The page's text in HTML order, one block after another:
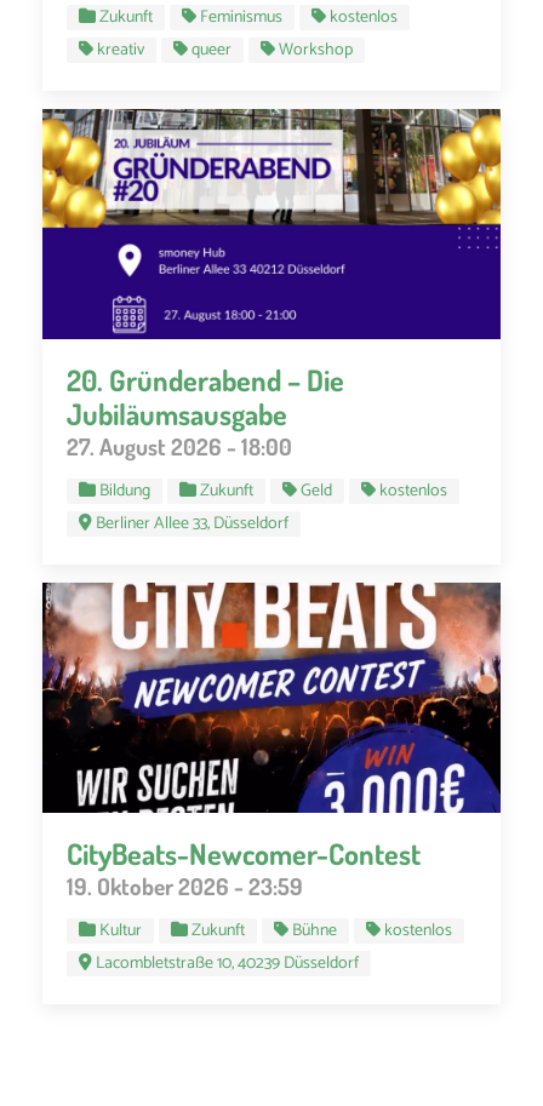
Zukunft
Feminismus
kostenlos
kreativ
queer Workshop
20. Gründerabend – Die
Jubiläumsausgabe
27. August 2026 - 18:00
Bildung Zukunft Geld
kostenlos
Berliner Allee 33, Düsseldorf
CityBeats-Newcomer-Contest
19. Oktober 2026 - 23:59
Kultur Zukunft Bühne
kostenlos
Lacombletstraße 10, 40239 Düsseldorf